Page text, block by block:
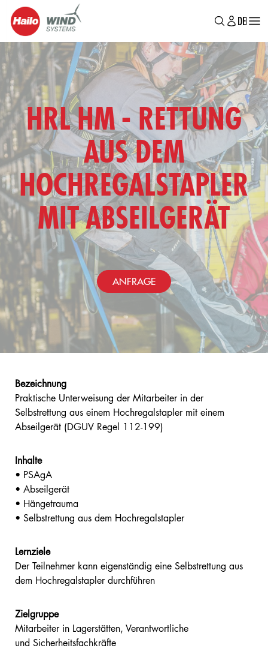
DEENBR
HRL HM - RETTUNG
AUS DEM
HOCHREGALSTAPLER
MIT ABSEILGERÄT
ANFRAGE
Bezeichnung
Praktische Unterweisung der Mitarbeiter in der
Selbstrettung aus einem Hochregalstapler mit einem
Abseilgerät (DGUV Regel 112-199)
Inhalte
• PSAgA
• Abseilgerät
• Hängetrauma
• Selbstrettung aus dem Hochregalstapler
Lernziele
Der Teilnehmer kann eigenständig eine Selbstrettung aus
dem Hochregalstapler durchführen
Zielgruppe
Mitarbeiter in Lagerstätten, Verantwortliche
und Sicherheitsfachkräfte